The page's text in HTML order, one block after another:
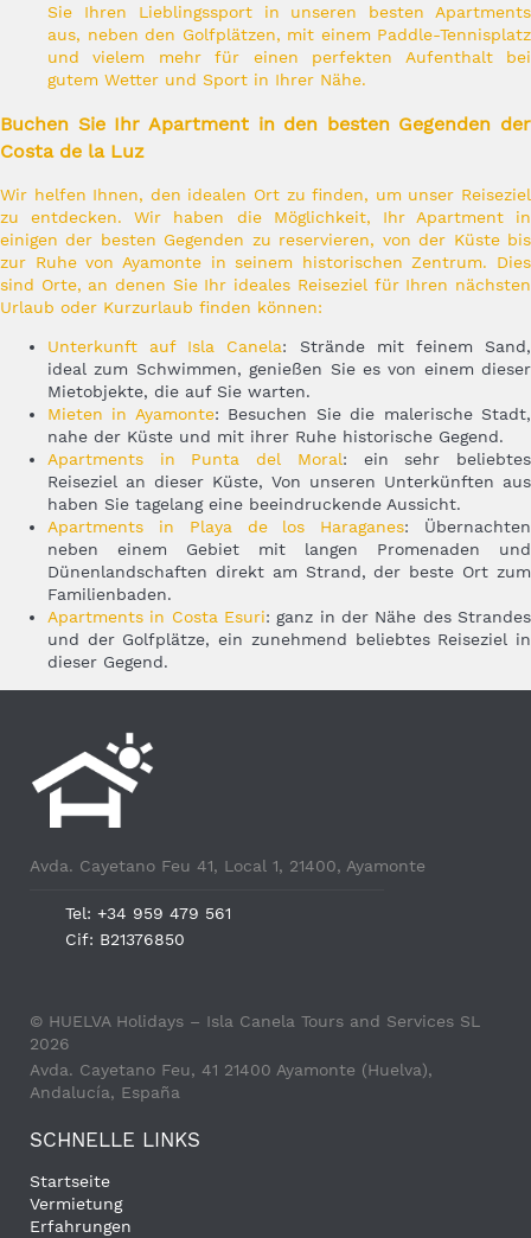
Sie Ihren Lieblingssport in unseren besten Apartments
aus, neben den Golfplätzen, mit einem Paddle-Tennisplatz
und vielem mehr für einen perfekten Aufenthalt bei
gutem Wetter und Sport in Ihrer Nähe.
Buchen Sie Ihr Apartment in den besten Gegenden der
Costa de la Luz
Wir helfen Ihnen, den idealen Ort zu finden, um unser Reiseziel
zu entdecken. Wir haben die Möglichkeit, Ihr Apartment in
einigen der besten Gegenden zu reservieren, von der Küste bis
zur Ruhe von Ayamonte in seinem historischen Zentrum. Dies
sind Orte, an denen Sie Ihr ideales Reiseziel für Ihren nächsten
Urlaub oder Kurzurlaub finden können:
Unterkunft auf Isla Canela: Strände mit feinem Sand,
ideal zum Schwimmen, genießen Sie es von einem dieser
Mietobjekte, die auf Sie warten.
Mieten in Ayamonte: Besuchen Sie die malerische Stadt,
nahe der Küste und mit ihrer Ruhe historische Gegend.
Apartments in Punta del Moral: ein sehr beliebtes
Reiseziel an dieser Küste, Von unseren Unterkünften aus
haben Sie tagelang eine beeindruckende Aussicht.
Apartments in Playa de los Haraganes: Übernachten
neben einem Gebiet mit langen Promenaden und
Dünenlandschaften direkt am Strand, der beste Ort zum
Familienbaden.
Apartments in Costa Esuri: ganz in der Nähe des Strandes
und der Golfplätze, ein zunehmend beliebtes Reiseziel in
dieser Gegend.
Avda. Cayetano Feu 41, Local 1, 21400, Ayamonte
Tel: +34 959 479 561
Cif: B21376850
© HUELVA Holidays – Isla Canela Tours and Services SL
2026
Avda. Cayetano Feu, 41 21400 Ayamonte (Huelva),
Andalucía, España
SCHNELLE LINKS
Startseite
Vermietung
Erfahrungen